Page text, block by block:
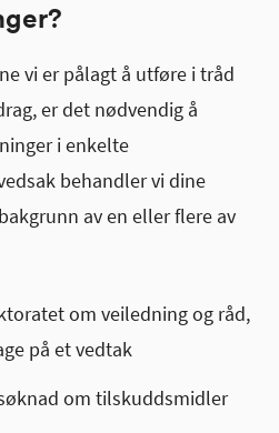
vi er pålagt å utføre i tråd
er det nødvendig å
i enkelte
behandler vi dine
av en eller flere av
om veiledning og råd,
på et vedtak
om tilskuddsmidler